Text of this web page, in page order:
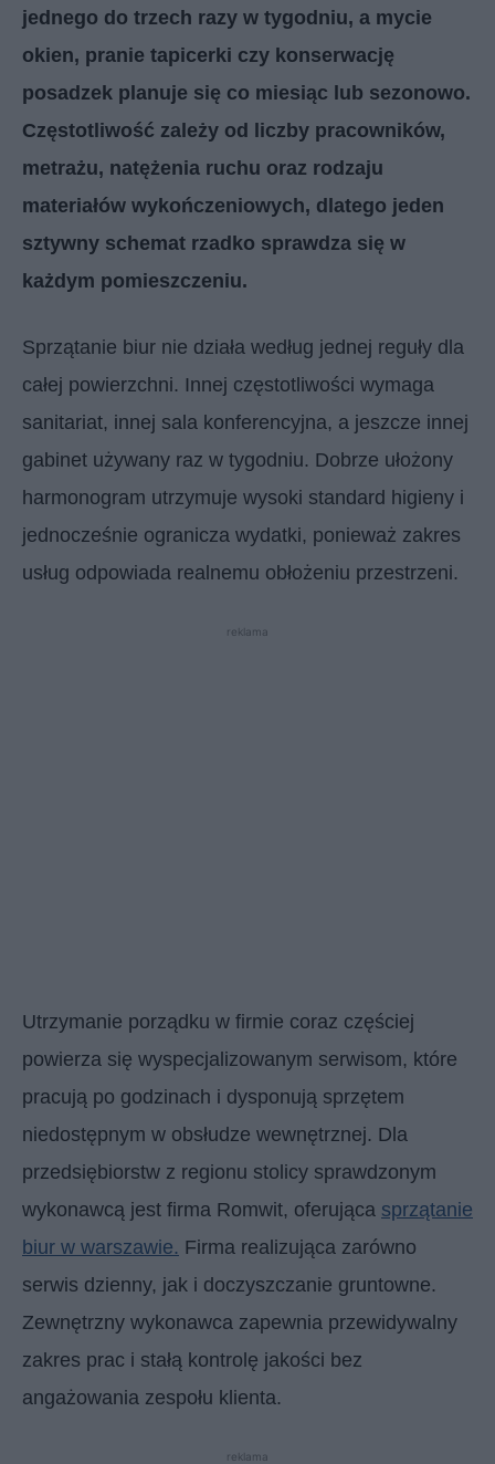
jednego do trzech razy w tygodniu, a mycie
okien, pranie tapicerki czy konserwację
posadzek planuje się co miesiąc lub sezonowo.
Częstotliwość zależy od liczby pracowników,
metrażu, natężenia ruchu oraz rodzaju
materiałów wykończeniowych, dlatego jeden
sztywny schemat rzadko sprawdza się w
każdym pomieszczeniu.
Sprzątanie biur nie działa według jednej reguły dla
całej powierzchni. Innej częstotliwości wymaga
sanitariat, innej sala konferencyjna, a jeszcze innej
gabinet używany raz w tygodniu. Dobrze ułożony
harmonogram utrzymuje wysoki standard higieny i
jednocześnie ogranicza wydatki, ponieważ zakres
usług odpowiada realnemu obłożeniu przestrzeni.
reklama
Utrzymanie porządku w firmie coraz częściej
powierza się wyspecjalizowanym serwisom, które
pracują po godzinach i dysponują sprzętem
niedostępnym w obsłudze wewnętrznej. Dla
przedsiębiorstw z regionu stolicy sprawdzonym
wykonawcą jest firma Romwit, oferująca sprzątanie
biur w warszawie. Firma realizująca zarówno
serwis dzienny, jak i doczyszczanie gruntowne.
Zewnętrzny wykonawca zapewnia przewidywalny
zakres prac i stałą kontrolę jakości bez
angażowania zespołu klienta.
reklama